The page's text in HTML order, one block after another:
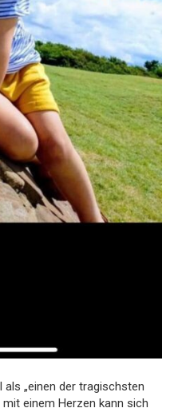
„einen der tragischsten
einem Herzen kann sich